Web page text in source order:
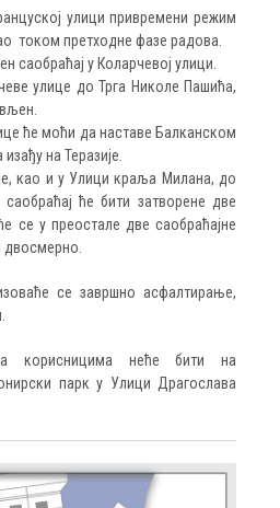
улици привремени режим
током претходне фазе радова.
саобраћај у Коларчевој улици.
улице до Трга Николе Пашића,
ће моћи да наставе Балканском
на Теразије.
као и у Улици краља Милана, до
ће бити затворене две
се у преостале две саобраћајне
двосмерно.
се завршно асфалтирање,
корисницима неће бити на
парк у Улици Драгослава